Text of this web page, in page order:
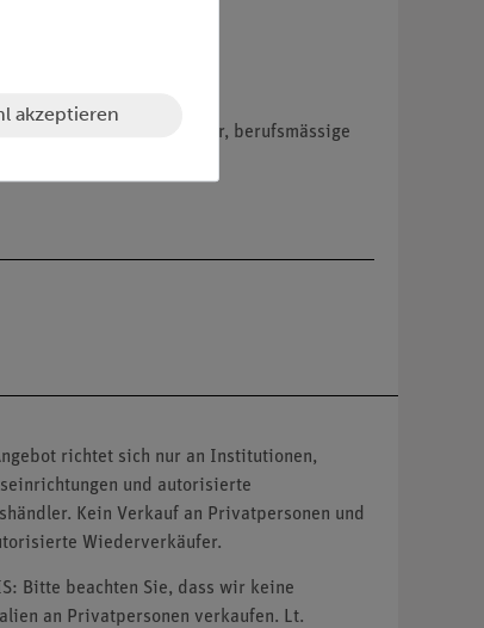
nur an Wiederverkäufer, berufsmässige
richtet sich nur an Institutionen,
und autorisierte
Kein Verkauf an Privatpersonen und
Wiederverkäufer.
Bitte beachten Sie, dass wir keine
an Privatpersonen verkaufen. Lt.
akzeptieren